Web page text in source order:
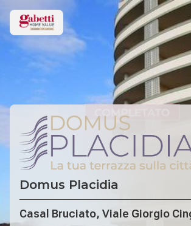
Back to projects
Domus Placidia
Casal Bruciato, Viale Giorgio